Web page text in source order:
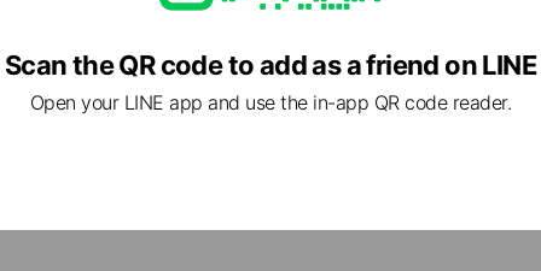
八德區 瑞發街107巷9弄5號
Scan the QR code to add as a friend on LINE
Open your LINE app and use the in-app QR code reader.